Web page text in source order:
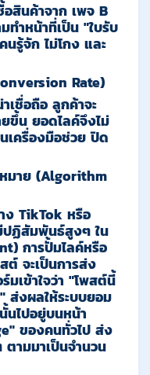
สินค้าจาก เพจ B
ทำหน้าที่เป็น "ใบรับ
รู้จัก ไม่โกง และ
Rate)
เชื่อถือ ลูกค้าจะ
ขึ้น ยอดไลค์จึงไม่
เครื่องมือช่วยปิด
หมาย (Algorithm
TikTok หรือ
ปฏิสัมพันธ์สูงๆ ใน
การปั้มไลค์หรือ
จะเป็นการส่ง
เข้าใจว่า "โพสต์นี้
ส่งผลให้ระบบยอม
นไปอยู่บนหน้า
ของคนทั่วไป ส่ง
ามมาเป็นจำนวน